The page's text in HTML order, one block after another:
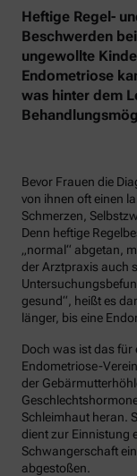
Heftige Regel-
Beschwerden
ungewollte
Endometriose
was hinter dem
Bevor Frauen die
von ihnen oft einen
Schmerzen,
Denn heftige
„normal“ abgetan,
der Arztpraxis auch
gesund“, heißt es
länger, bis eine
Doch was ist das
Endometriose-
der
Schleimhaut heran.
dient zur Einnistung
Schwangerschaft
abgestoßen.